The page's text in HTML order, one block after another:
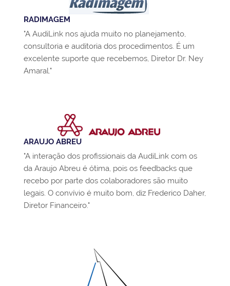
RADIMAGEM
"A AudiLink nos ajuda muito no planejamento,
consultoria e auditoria dos procedimentos. É um
excelente suporte que recebemos, Diretor Dr. Ney
Amaral."
ARAUJO ABREU
"A interação dos profissionais da AudiLink com os
da Araujo Abreu é ótima, pois os feedbacks que
recebo por parte dos colaboradores são muito
legais. O convívio é muito bom, diz Frederico Daher,
Diretor Financeiro."